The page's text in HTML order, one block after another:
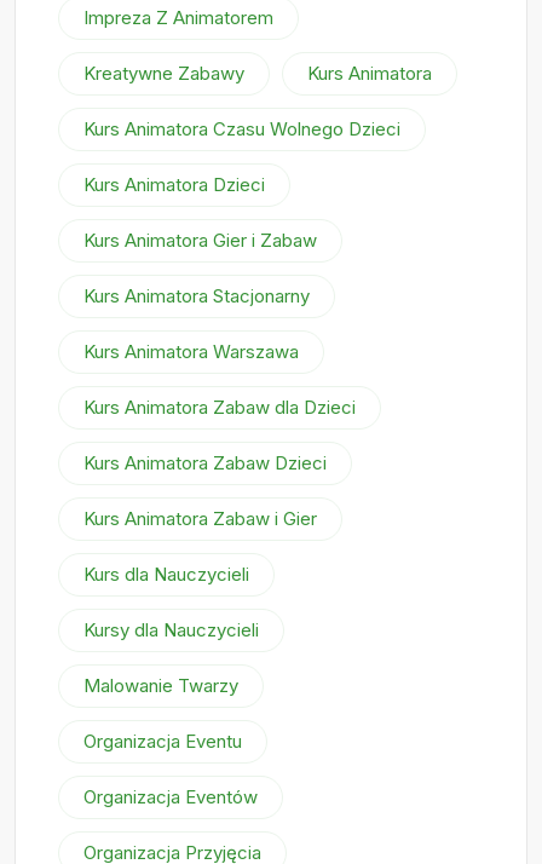
Impreza Z Animatorem
Kreatywne Zabawy Kurs Animatora
Kurs Animatora Czasu Wolnego Dzieci
Kurs Animatora Dzieci
Kurs Animatora Gier i Zabaw
Kurs Animatora Stacjonarny
Kurs Animatora Warszawa
Kurs Animatora Zabaw dla Dzieci
Kurs Animatora Zabaw Dzieci
Kurs Animatora Zabaw i Gier
Kurs dla Nauczycieli
Kursy dla Nauczycieli
Malowanie Twarzy
Organizacja Eventu
Organizacja Eventów
Organizacja Przyjęcia